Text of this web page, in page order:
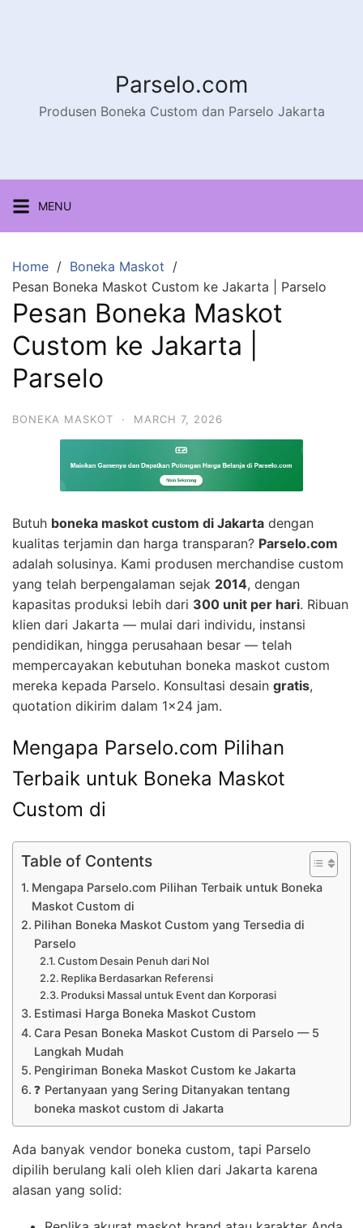
Parselo.com
Produsen Boneka Custom dan Parselo Jakarta
MENU
Home
Boneka Maskot
Pesan Boneka Maskot Custom ke Jakarta | Parselo
Pesan Boneka Maskot
Custom ke Jakarta |
Parselo
BONEKA MASKOT · MARCH 7, 2026
Butuh boneka maskot custom di Jakarta dengan
kualitas terjamin dan harga transparan? Parselo.com
adalah solusinya. Kami produsen merchandise custom
yang telah berpengalaman sejak 2014, dengan
kapasitas produksi lebih dari 300 unit per hari. Ribuan
klien dari Jakarta — mulai dari individu, instansi
pendidikan, hingga perusahaan besar — telah
mempercayakan kebutuhan boneka maskot custom
mereka kepada Parselo. Konsultasi desain gratis,
quotation dikirim dalam 1×24 jam.
Mengapa Parselo.com Pilihan
Terbaik untuk Boneka Maskot
Custom di
Table of Contents
Mengapa Parselo.com Pilihan Terbaik untuk Boneka
Maskot Custom di
Pilihan Boneka Maskot Custom yang Tersedia di
Parselo
Custom Desain Penuh dari Nol
Replika Berdasarkan Referensi
Produksi Massal untuk Event dan Korporasi
Estimasi Harga Boneka Maskot Custom
Cara Pesan Boneka Maskot Custom di Parselo — 5
Langkah Mudah
Pengiriman Boneka Maskot Custom ke Jakarta
❓ Pertanyaan yang Sering Ditanyakan tentang
boneka maskot custom di Jakarta
Ada banyak vendor boneka custom, tapi Parselo
dipilih berulang kali oleh klien dari Jakarta karena
alasan yang solid: